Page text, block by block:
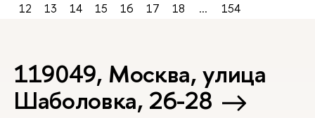
12
13 14 15 16 17 18 ... 154
119049, Москва, улица
Шаболовка, 26-28